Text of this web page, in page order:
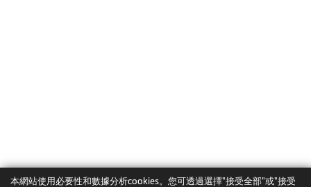
本網站使用必要性和數據分析cookies。您可透過選擇"接受全部"或"接受